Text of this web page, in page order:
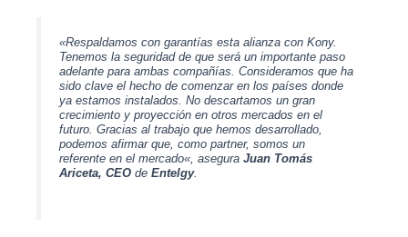
«Respaldamos con garantías esta alianza con Kony.
Tenemos la seguridad de que será un importante paso
adelante para ambas compañías. Consideramos que ha
sido clave el hecho de comenzar en los países donde
ya estamos instalados. No descartamos un gran
crecimiento y proyección en otros mercados en el
futuro. Gracias al trabajo que hemos desarrollado,
podemos afirmar que, como partner, somos un
referente en el mercado«, asegura Juan Tomás
Ariceta, CEO de Entelgy.